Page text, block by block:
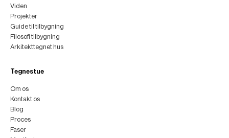
Viden
Projekter
Guide til tilbygning
Filosofi tilbygning
Arkitekttegnet hus
Tegnestue
Om os
Kontakt os
Blog
Proces
Faser